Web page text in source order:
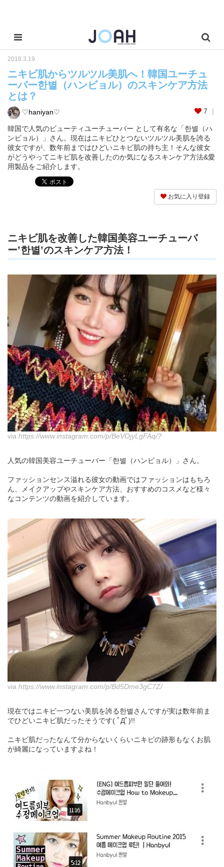
2018.3.19
ニキビ肌からツルツル美肌へ！韓国ユーチュ
ーバー한별（ハンビョル）のスキンケア方法
とは？
♡haniyan♡ 7
韓国で人気のビューティユーチューバー として有名な「한별（ハ
ンビョル）」さん。現在はニキビひとつないツルツル美肌を誇る
彼女ですが、数年前まではひどいニキビ肌の持ち主！そんな彼女
がどうやってニキビ肌を改善したのか気になるスキンケア方法&愛
用製品をご紹介します。
お気に入り登録
ニキビ肌を改善した韓国美容ユーチューバ
ー’한별’のスキンケア方法！
via https://www.instagram.com/p/BeVOjyLgFAq/?
人気の韓国美容ユーチューバー「한별（ハンビョル）」さん。
ファッションセンス溢れる彼女の動画ではファッションはもちろ
ん、メイクアップやスキンケア方法、おすすめのコスメなど様々
なコンテンツの動画を紹介しています。
via https://www.instagram.com/p/Bd5Dme3gC7Z/
現在ではニキビ一つない美肌を誇る한별さんですが実は数年前ま
でひどいニキビ肌だったそうです( ﾟДﾟ)!!
ニキビ肌だったなんて分からないくらいニキビの跡形もなくお肌
が綺麗になっていますよね！